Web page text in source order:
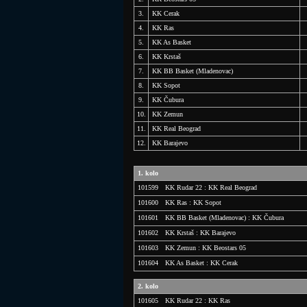
3.
KK Cerak
4.
KK Ras
5.
KK As Basket
6.
KK Krstaš
7.
KK BB Basket (Mladenovac)
8.
KK Sopot
9.
KK Čubura
10.
KK Zemun
11.
KK Real Beograd
12.
KK Barajevo
1. kolo
101599
KK Rudar 22 : KK Real Beograd
Datum: 02.11.2025Vreme:10:15
Lokacija:
Lazarevac - SRC Kolubara (Stara hala)
Sudije:Nikola Blagojević, Boris MarjanovićDelegat:Željko
101600
KK Ras : KK Sopot
Datum:
01.11.2025Vreme:16:45
Lokacija:
Čukarica - Ujedinjene Nacije (Borova 8)
101601
KK BB Basket (Mladenovac) : KK Čubura
Datum: 01.11.2025 Vreme:17:00
Lokacija:
Mladenovac - Sveti Sava (Kosmajska 47)
101602
KK Krstaš : KK Barajevo
Datum: 02.11.2025Vreme: 10:45
Lokacija:
Vračar - Sportski centar Mirko Sandić (Sjenička 1)
101603
KK Zemun : KK Beostars 05
Datum: 02.11.2025Vreme:10:20
101604
KK As Basket : KK Cerak
Lokacija:
2. kolo
101605
KK Rudar 22 : KK Ras